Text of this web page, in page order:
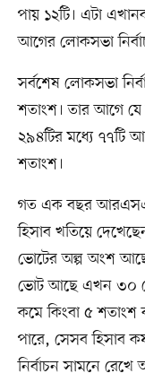
পায় ১২টি। এটা
আগের লোকসভা
সর্বশেষ লোকসভা
শতাংশ। তার আগে যে
২৯৪টির মধ্যে ৭৭টি
শতাংশ।
গত এক বছর
হিসাব খতিয়ে
ভোটের অল্প অংশ আছে
ভোট আছে এখন ৩০
কমে কিংবা ৫ শতাংশ
পারে, সেসব হিসাব
নির্বাচন সামনে